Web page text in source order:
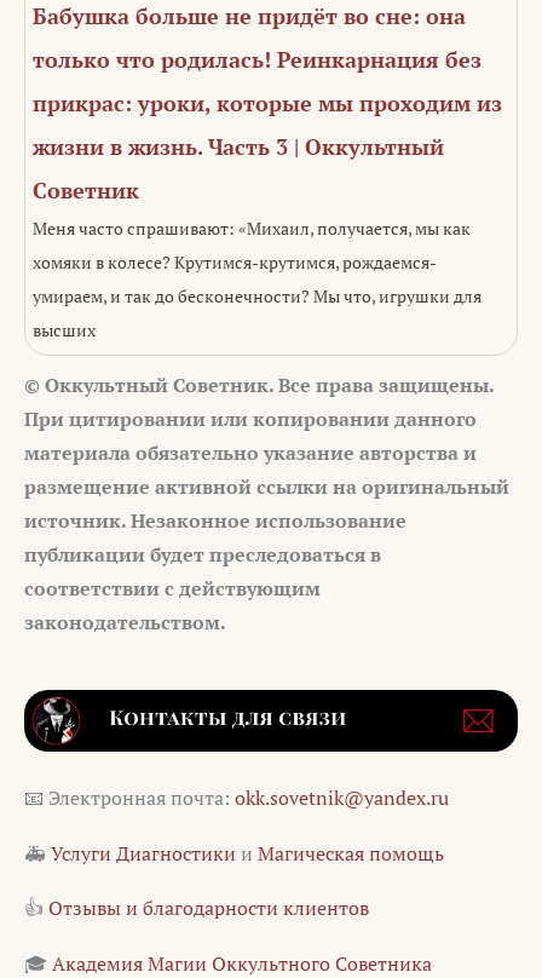
Бабушка больше не придёт во сне: она
только что родилась! Реинкарнация без
прикрас: уроки, которые мы проходим из
жизни в жизнь. Часть 3 | Оккультный
Советник
Меня часто спрашивают: «Михаил, получается, мы как
хомяки в колесе? Крутимся-крутимся, рождаемся-
умираем, и так до бесконечности? Мы что, игрушки для
высших
© Оккультный Советник. Все права защищены.
При цитировании или копировании данного
материала обязательно указание авторства и
размещение активной ссылки на оригинальный
источник. Незаконное использование
публикации будет преследоваться в
соответствии с действующим
законодательством.
📧 Электронная почта: okk.sovetnik@yandex.ru
🚑 Услуги Диагностики и Магическая помощь
👍 Отзывы и благодарности клиентов
🎓 Академия Магии Оккультного Советника